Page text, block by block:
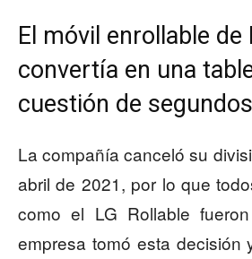
El móvil enrollable de
convertía en una
cuestión de segundos
La compañía canceló su
abril de 2021, por lo que
como el LG Rollable
empresa tomó esta decisión